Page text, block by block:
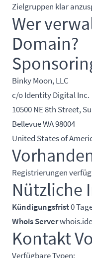
Zielgruppen klar
Wer
Domain?
Binky Moon, LLC
c/o Identity Digital Inc.
10500 NE 8th Street,
Bellevue WA 98004
United States of
Registrierungen
Nützliche
Kündigungsfrist0
Whois Server
Kontakt
Verfügbare Typen: